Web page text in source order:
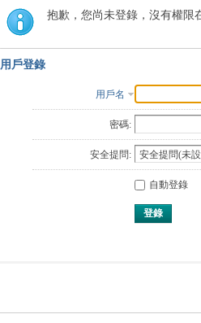
抱歉，您尚未登錄，沒有權限
用戶登錄
用戶名
密碼:
安全提問:
自動登錄
登錄